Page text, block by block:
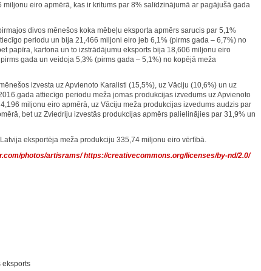
eiro apmērā, kas ir kritums par 8% salīdzinājumā ar pagājušā gada
divos mēnešos koka mēbeļu eksporta apmērs sarucis par 5,1%
periodu un bija 21,466 miljoni eiro jeb 6,1% (pirms gada – 6,7%) no
papīra, kartona un to izstrādājumu eksports bija 18,606 miljonu eiro
gada un veidoja 5,3% (pirms gada – 5,1%) no kopējā meža
izvesta uz Apvienoto Karalisti (15,5%), uz Vāciju (10,6%) un uz
attiecīgo periodu meža jomas produkcijas izvedums uz Apvienoto
miljonu eiro apmērā, uz Vāciju meža produkcijas izvedums audzis par
bet uz Zviedriju izvestās produkcijas apmērs palielinājies par 31,9% un
eksportēja meža produkciju 335,74 miljonu eiro vērtībā.
photos/artisrams/ https://creativecommons.org/licenses/by-nd/2.0/
eksports